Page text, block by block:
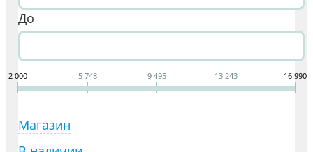
До
2 000 5 748 9 495 13 243 16 990
Магазин